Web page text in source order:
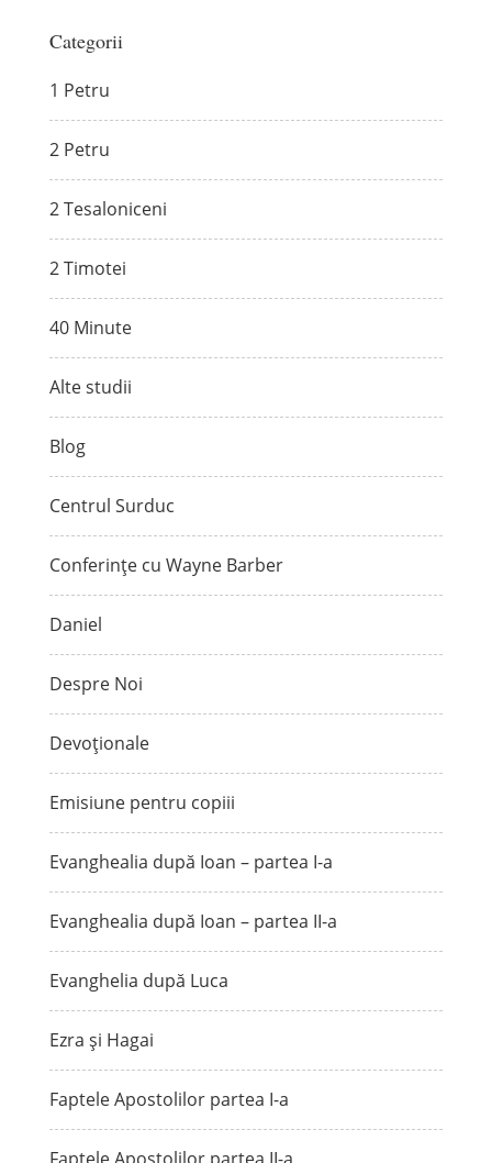
Categorii
1 Petru
2 Petru
2 Tesaloniceni
2 Timotei
40 Minute
Alte studii
Blog
Centrul Surduc
Conferințe cu Wayne Barber
Daniel
Despre Noi
Devoționale
Emisiune pentru copiii
Evanghealia după Ioan – partea I-a
Evanghealia după Ioan – partea II-a
Evanghelia după Luca
Ezra și Hagai
Faptele Apostolilor partea I-a